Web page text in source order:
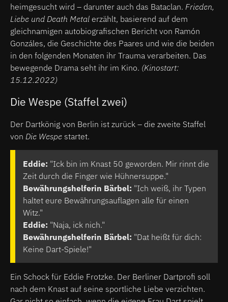
heimgesucht wird – darunter auch das Bataclan. Frieden,
Liebe und Death Metal erzählt, basierend auf dem
gleichnamigen autobiografischen Bericht von Ramón
Gonzáles, die Geschichte des Paares und wie die beiden
in den folgenden Monaten ihr Trauma verarbeiten. Das
bewegende Drama seht ihr im Kino. (Kinostart:
15.12.2022)
Die Wespe (Staffel zwei)
Der Dartkönig von Berlin ist zurück – die zweite Staffel
von Die Wespe startet.
Eddie: "Ick bin im Knast 50 geworden. Mir rinnt die
Zeit durch die Finger wie Hühnersuppe."
Bewährungshelferin Bärbel: "Ich weiß, ihr Typen
haltet eure Bewährungsauflagen alle für einen
Witz."
Eddie: "Naja, ick nich."
Bewährungshelferin Bärbel: "Dat heißt für dich:
Keine Dart-Spiele!"
Ein Schock für Eddie Frotzke. Der Berliner Dartprofi soll
nach dem Knast auf seine sportliche Liebe verzichten.